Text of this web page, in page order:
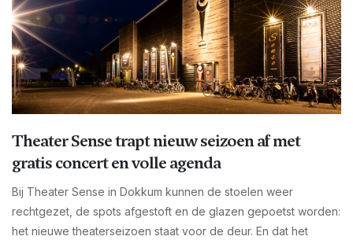
Theater Sense trapt nieuw seizoen af met
gratis concert en volle agenda
Bij Theater Sense in Dokkum kunnen de stoelen weer
rechtgezet, de spots afgestoft en de glazen gepoetst worden:
het nieuwe theaterseizoen staat voor de deur. En dat het